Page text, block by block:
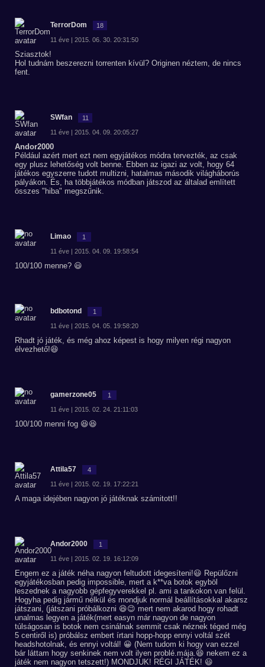
TerrorDom 18
11 éve | 2015. 06. 30. 20:31:50
Sziasztok!
Hol tudnám beszerezni torrenten kívül? Originen néztem, de nincs
fent.
SWfan 11
11 éve | 2015. 04. 09. 20:05:27
Andor2000
Például azért mert ezt nem egyjátékos módra tervezték, az csak
egy plusz lehetőség volt benne. Ebben az igazi az volt, hogy 64
játékos egyszerre tudott multizni, hatalmas második világháborús
pályákon. És, ha többjátékos módban játszod az általad említett
összes "hiba" megszűnik.
Limao 1
11 éve | 2015. 04. 09. 19:58:54
100/100 menne? 😃
bdbotond 1
11 éve | 2015. 04. 05. 19:58:20
Rhadt jó játék, és még ahoz képest is hogy milyen régi nagyon
élvezhető!😆
gamerzone05 1
11 éve | 2015. 02. 24. 21:11:03
100/100 menni fog 😆😆
Attila57 4
11 éve | 2015. 02. 19. 17:22:21
A maga idejében nagyon jó játéknak számitott!!
Andor2000 1
11 éve | 2015. 02. 19. 16:12:09
Engem ez a játék néha nagyon feltudott idegesíteni!😃 Repülőzni
egyjátékosban pedig impossible, mert a k**va botok egyböl
leszednek a nagyobb gépfegyverekkel pl. ami a tankokon van felül.
Hogyha pedig jármű nélkül és mondjuk normál beállításokkal akarsz
játszani, (játszani próbálkozni 😆😉 mert nem akarod hogy rohadt
unalmas legyen a játék(mert easyn már nagyon de nagyon
túlságosan is botok nem csinálnak semmit csak néznek téged még
5 centiről is) próbálsz embert írtani hopp-hopp ennyi voltál szét
headshotolnak, és ennyi voltál! 😀 (Nem tudom ki hogy van ezzel
bár láttam hogy senkinek nem volt ilyen problé.mája.😆 nekem ez a
játék nem nagyon tetszett!) MONDJUK! RÉGI JÁTÉK! 😃